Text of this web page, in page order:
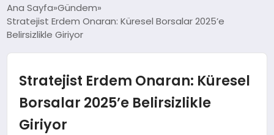
TEKNOLOJI
YAŞAM
Ana Sayfa Gündem
Stratejist Erdem Onaran: Küresel Borsalar 2025’e
Belirsizlikle Giriyor
Stratejist Erdem Onaran: Küresel
Borsalar 2025’e Belirsizlikle
Giriyor